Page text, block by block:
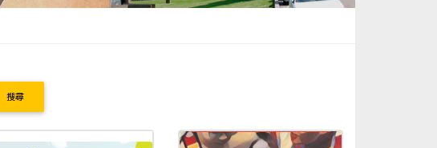
搜尋